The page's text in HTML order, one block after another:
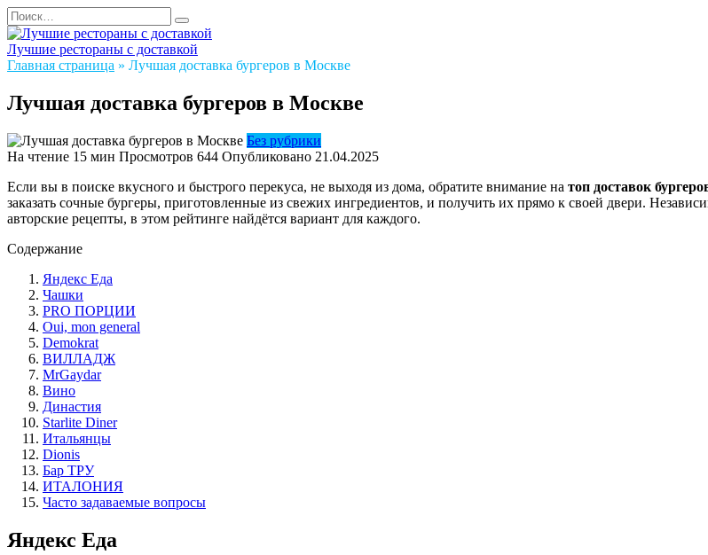
Перейти
к
содержанию
Search
for:
Лучшие рестораны с доставкой
Главная страница » Лучшая доставка бургеров в Москве
Лучшая доставка бургеров в Москве
Без рубрики
На чтение 15 мин Просмотров 644 Опубликовано 21.04.2025
Если вы в поиске вкусного и быстрого перекуса, не выходя из дома, обратите внимание на топ доставок
заказать сочные бургеры, приготовленные из свежих ингредиентов, и получить их прямо к своей двери.
авторские рецепты, в этом рейтинге найдётся вариант для каждого.
Содержание
Яндекс Еда
Чашки
PRO ПОРЦИИ
Oui, mon general
Demokrat
ВИЛЛАДЖ
MrGaydar
Вино
Династия
Starlite Diner
Итальянцы
Dionis
Бар ТРУ
ИТАЛОНИЯ
Часто задаваемые вопросы
Яндекс Еда